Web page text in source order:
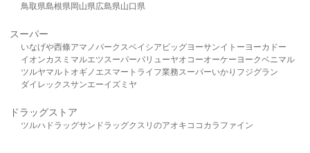
鳥取県島根県岡山県広島県山口県
スーパー
いなげや西條アマノパークスベイシア ビッグヨーサンイトーヨーカドー
イオンカスミ マルエツスーパーバリューヤオコーオーケー ヨークベニマル
ツルヤマルト オギノ エスマート ライフ業務スーパーいかり フジグラン
ダイレックスサンエーイズミヤ
ドラッグストア
ツルハドラッグサンドラッグクスリのアオキ ココカラファイン